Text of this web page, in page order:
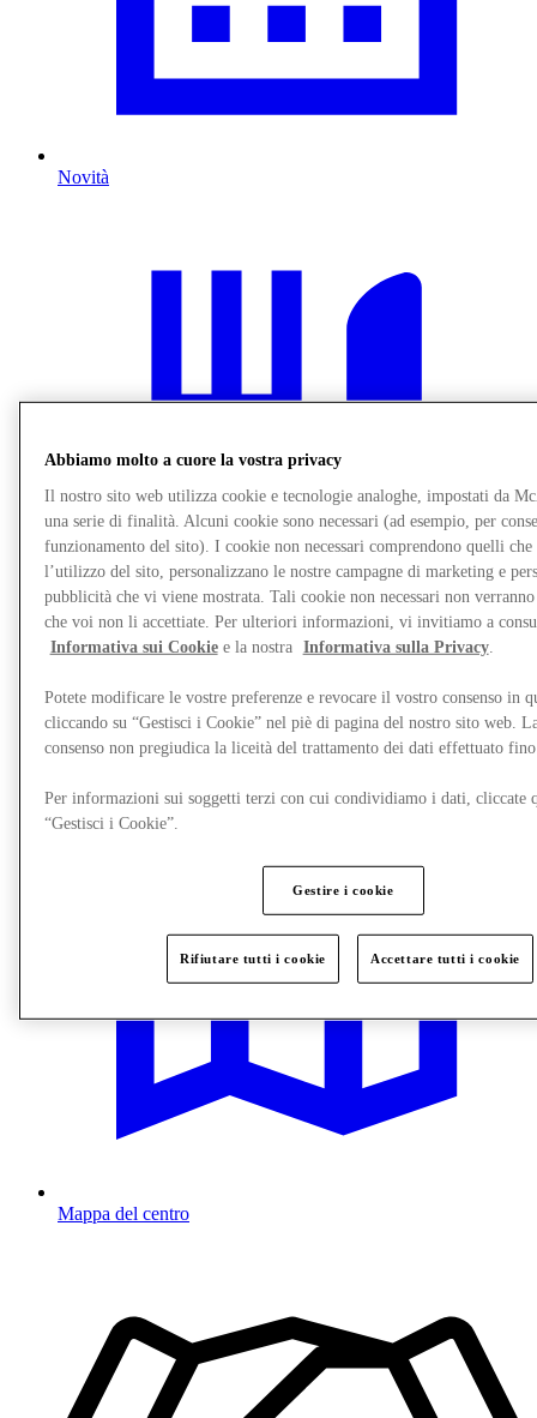
Novità
Gift Cards
Destination Guide
Mappa del centro
Abbiamo molto a cuore la vostra privacy
Il nostro sito web utilizza cookie e tecnologie analoghe, impostati da
una serie di finalità. Alcuni cookie sono necessari (ad esempio, per
funzionamento del sito). I cookie non necessari comprendono quelli che
l’utilizzo del sito, personalizzano le nostre campagne di marketing e
pubblicità che vi viene mostrata. Tali cookie non necessari non
che voi non li accettiate. Per ulteriori informazioni, vi invitiamo a
Informativa sui Cookiee la nostra Informativa sulla Privacy.
Potete modificare le vostre preferenze e revocare il vostro consenso in
cliccando su “Gestisci i Cookie” nel piè di pagina del nostro sito web.
consenso non pregiudica la liceità del trattamento dei dati effettuato
Per informazioni sui soggetti terzi con cui condividiamo i dati, cliccate
“Gestisci i Cookie”.
Gestire i cookie
Rifiutare tutti i cookie Accettare tutti i cookie